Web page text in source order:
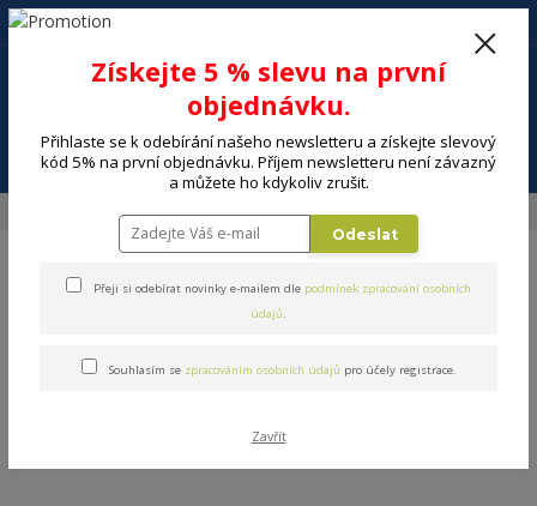
Menu
+420 602 494 600
Blog
Získejte 5 % slevu na první
objednávku.
Přihlaste se k odebírání našeho newsletteru a získejte slevový
kód 5% na první objednávku. Příjem newsletteru není závazný
a můžete ho kdykoliv zrušit.
Odeslat
Přeji si odebírat novinky e-mailem dle podmínek zpracování osobních
údajů.
Souhlasím se zpracováním osobních údajů pro účely registrace.
Zavřít